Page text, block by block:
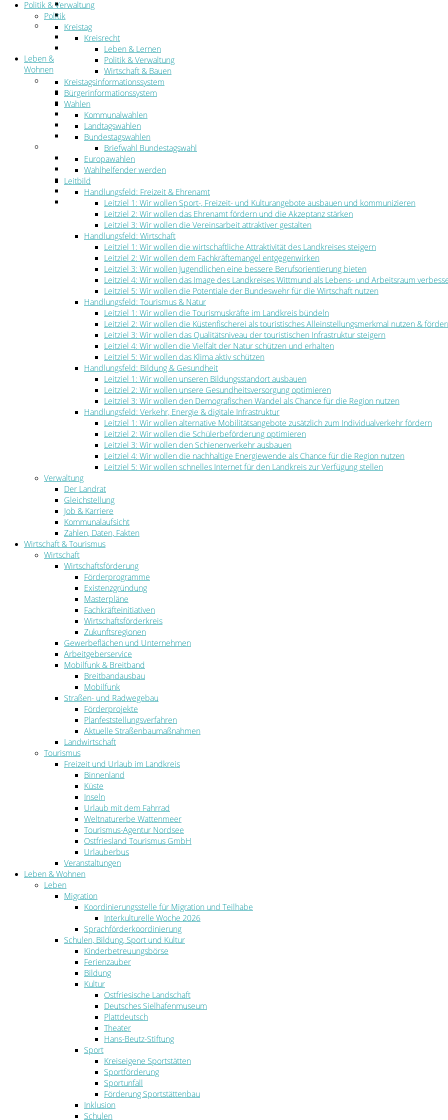
Straßen- und Radwegebau
Landwirtschaft
Tourismus
Freizeit und Urlaub im Landkreis
Veranstaltungen
Leben &
Wohnen
Leben
Migration
Schulen, Bildung, Sport und Kultur
Soziales
Gesundheit
Jugend, Familie und Senioren
Bauen und Planen
Abfall
Verkehr
Umwelt
Ordnung
Politik & Verwaltung
Politik
Kreistag
Kreisrecht
Leben & Lernen
Politik & Verwaltung
Wirtschaft & Bauen
Kreistagsinformationssystem
Bürgerinformationssystem
Wahlen
Kommunalwahlen
Landtagswahlen
Bundestagswahlen
Briefwahl Bundestagswahl
Europawahlen
Wahlhelfender werden
Leitbild
Handlungsfeld: Freizeit & Ehrenamt
Leitziel 1: Wir wollen Sport-, Freizeit- und Kulturangebote ausbauen und kommunizieren
Leitziel 2: Wir wollen das Ehrenamt fördern und die Akzeptanz stärken
Leitziel 3: Wir wollen die Vereinsarbeit attraktiver gestalten
Handlungsfeld: Wirtschaft
Leitziel 1: Wir wollen die wirtschaftliche Attraktivität des Landkreises steigern
Leitziel 2: Wir wollen dem Fachkräftemangel entgegenwirken
Leitziel 3: Wir wollen Jugendlichen eine bessere Berufsorientierung bieten
Leitziel 4: Wir wollen das Image des Landkreises Wittmund als Lebens- und Arbeitsraum
Leitziel 5: Wir wollen die Potentiale der Bundeswehr für die Wirtschaft nutzen
Handlungsfeld: Tourismus & Natur
Leitziel 1: Wir wollen die Tourismuskräfte im Landkreis bündeln
Leitziel 2: Wir wollen die Küstenfischerei als touristisches Alleinstellungsmerkmal nutzen &
Leitziel 3: Wir wollen das Qualitätsniveau der touristischen Infrastruktur steigern
Leitziel 4: Wir wollen die Vielfalt der Natur schützen und erhalten
Leitziel 5: Wir wollen das Klima aktiv schützen
Handlungsfeld: Bildung & Gesundheit
Leitziel 1: Wir wollen unseren Bildungsstandort ausbauen
Leitziel 2: Wir wollen unsere Gesundheitsversorgung optimieren
Leitziel 3: Wir wollen den Demografischen Wandel als Chance für die Region nutzen
Handlungsfeld: Verkehr, Energie & digitale Infrastruktur
Leitziel 1: Wir wollen alternative Mobilitätsangebote zusätzlich zum Individualverkehr fördern
Leitziel 2: Wir wollen die Schülerbeförderung optimieren
Leitziel 3: Wir wollen den Schienenverkehr ausbauen
Leitziel 4: Wir wollen die nachhaltige Energiewende als Chance für die Region nutzen
Leitziel 5: Wir wollen schnelles Internet für den Landkreis zur Verfügung stellen
Verwaltung
Der Landrat
Gleichstellung
Job & Karriere
Kommunalaufsicht
Zahlen, Daten, Fakten
Wirtschaft & Tourismus
Wirtschaft
Wirtschaftsförderung
Förderprogramme
Existenzgründung
Masterpläne
Fachkräfteinitiativen
Wirtschaftsförderkreis
Zukunftsregionen
Gewerbeflächen und Unternehmen
Arbeitgeberservice
Mobilfunk & Breitband
Breitbandausbau
Mobilfunk
Straßen- und Radwegebau
Förderprojekte
Planfeststellungsverfahren
Aktuelle Straßenbaumaßnahmen
Landwirtschaft
Tourismus
Freizeit und Urlaub im Landkreis
Binnenland
Küste
Inseln
Urlaub mit dem Fahrrad
Weltnaturerbe Wattenmeer
Tourismus-Agentur Nordsee
Ostfriesland Tourismus GmbH
Urlauberbus
Veranstaltungen
Leben & Wohnen
Leben
Migration
Koordinierungsstelle für Migration und Teilhabe
Interkulturelle Woche 2026
Sprachförderkoordinierung
Schulen, Bildung, Sport und Kultur
Kinderbetreuungsbörse
Ferienzauber
Bildung
Kultur
Ostfriesische Landschaft
Deutsches Sielhafenmuseum
Plattdeutsch
Theater
Hans-Beutz-Stiftung
Sport
Kreiseigene Sportstätten
Sportförderung
Sportunfall
Förderung Sportstättenbau
Inklusion
Schulen